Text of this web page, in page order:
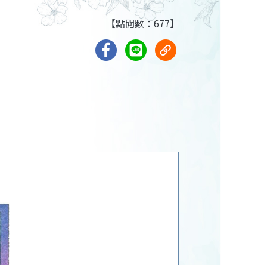
【點閱數：677】